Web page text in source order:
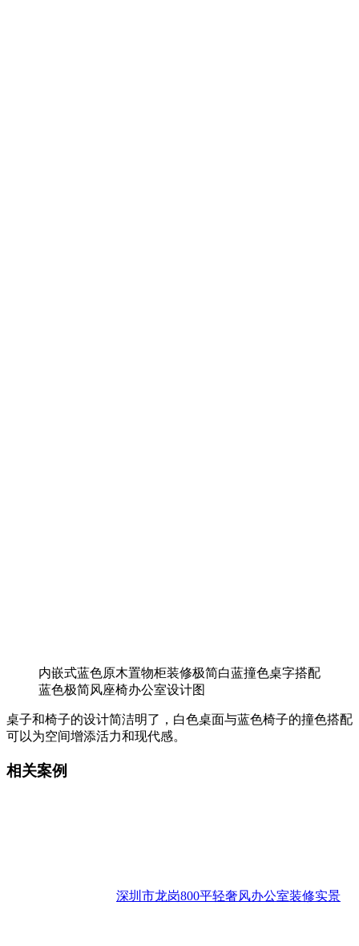
内嵌式蓝色原木置物柜装修极简白蓝撞色桌字搭配
蓝色极简风座椅办公室设计图
桌子和椅子的设计简洁明了，白色桌面与蓝色椅子的撞色搭配
可以为空间增添活力和现代感。
相关案例
深圳市龙岗800平轻奢风办公室装修实景